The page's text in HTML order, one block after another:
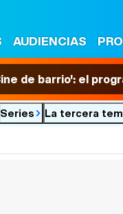
AUDIENCIAS
de barrio': el
Series La tercera